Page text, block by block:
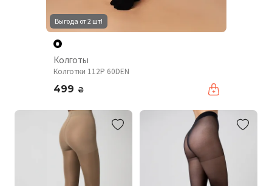
Выгода от 2 шт!
Колготы
Колготки 112P 60DEN
499 ₴